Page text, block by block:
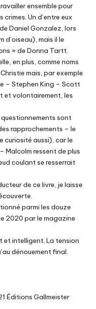
ensemble pour
Un d’entre eux
Daniel Gonzalez, lors
d’oiseau), mais il le
» de Donna Tartt.
en plus, comme noms
mais, par exemple
– Stephen King – Scott
et volontairement, les
sont
rapprochements – le
curiosité aussi), car le
Malcolm ressent de plus
coulant se resserrait
de ce livre, je laisse
parmi les douze
2020 par le magazine
et intelligent. La tension
dénouement final.
Éditions Gallmeister